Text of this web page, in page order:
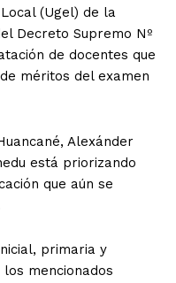
(Ugel) de la
Decreto Supremo Nº
de docentes que
méritos del examen
Alexánder
está priorizando
que aún se
primaria y
mencionados